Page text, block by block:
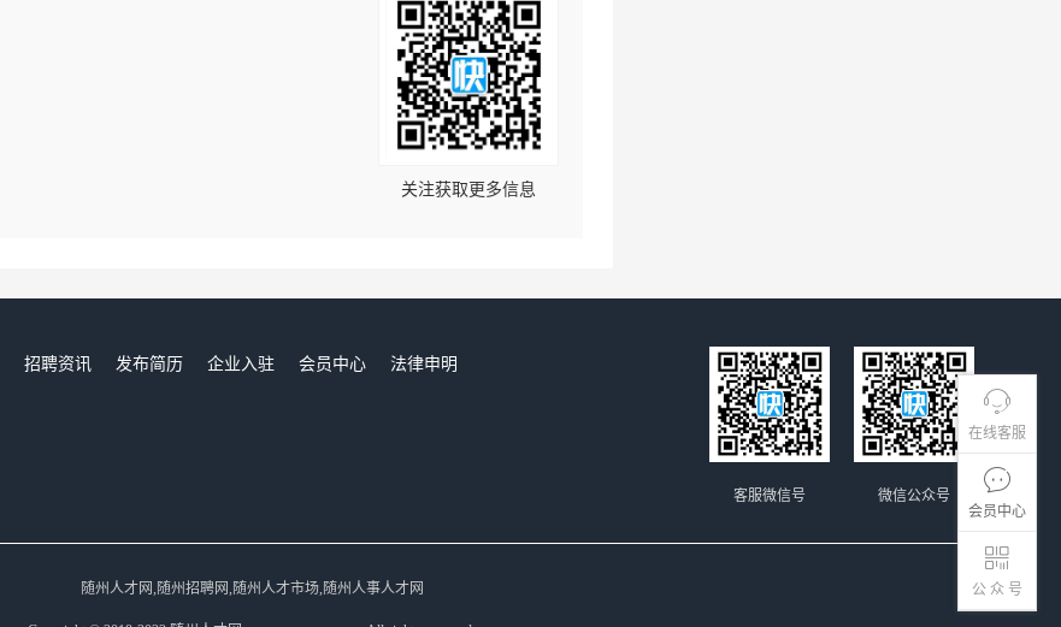
在线客服
会员中心
公 众 号
关注获取更多信息
招聘资讯 发布简历 企业入驻 会员中心
法律申明
微信公众号
客服微信号
随州人才网,随州招聘网,随州人才市场,随州人事人才网